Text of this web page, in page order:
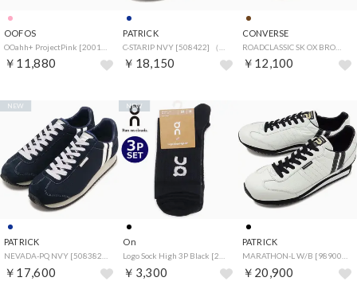
OOFOS
￥11,880
PATRICK
￥18,150
CONVERSE
ROADCLASSIC SK OX BROWN/ORANGE [33703070] （BROWN/ORANGE）
￥12,100
PATRICK
￥17,600
NEW
On
￥3,300
NEW
PATRICK
￥20,900